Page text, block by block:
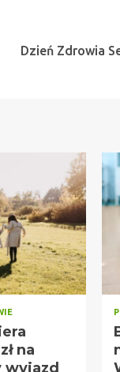
Dzień Zdrowia
na
wyjazd